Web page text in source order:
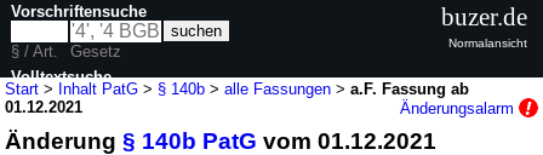
Start > Inhalt PatG > § 140b >alle Fassungen >a.F. Fassung ab
01.12.2021
Änderungsalarm
Änderung§ 140b PatG vom 01.12.2021
Vorschriftensuche
§ / Art.
Gesetz
Volltextsuche
buzer.de
Normalansicht